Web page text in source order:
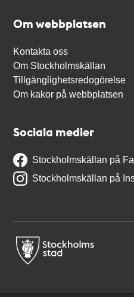
Om webbplatsen
Kontakta oss
Om Stockholmskällan
Tillgänglighetsredogörelse
Om kakor på webbplatsen
Sociala medier
Stockholmskällan på
Stockholmskällan på